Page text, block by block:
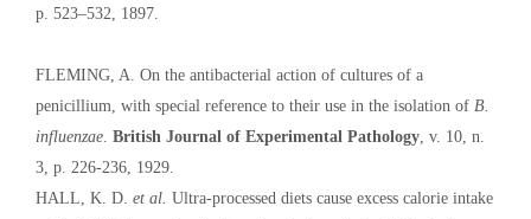
p. 523–532, 1897.
FLEMING, A. On the antibacterial action of cultures of a
penicillium, with special reference to their use in the isolation of B.
influenzae. British Journal of Experimental Pathology, v. 10, n.
3, p. 226-236, 1929.
HALL, K. D. et al. Ultra-processed diets cause excess calorie intake